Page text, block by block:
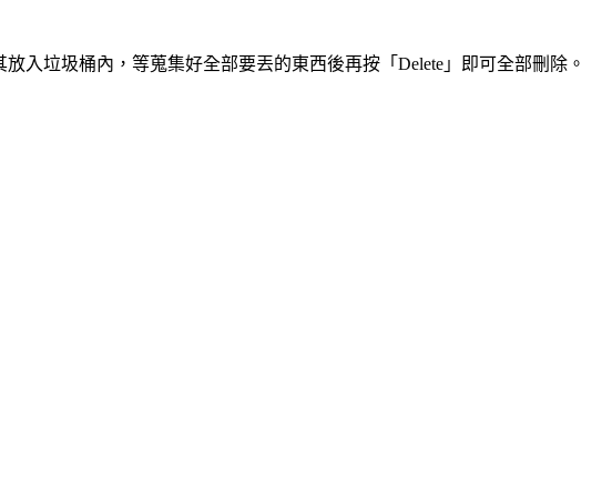
入垃圾桶內，等蒐集好全部要丟的東西後再按「Delete」即可全部刪除。